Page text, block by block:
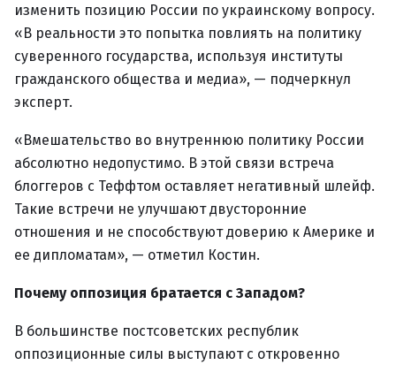
изменить позицию России по украинскому вопросу.
«В реальности это попытка повлиять на политику
суверенного государства, используя институты
гражданского общества и медиа», — подчеркнул
эксперт.
«Вмешательство во внутреннюю политику России
абсолютно недопустимо. В этой связи встреча
блоггеров с Теффтом оставляет негативный шлейф.
Такие встречи не улучшают двусторонние
отношения и не способствуют доверию к Америке и
ее дипломатам», — отметил Костин.
Почему оппозиция братается с Западом?
В большинстве постсоветских республик
оппозиционные силы выступают с откровенно